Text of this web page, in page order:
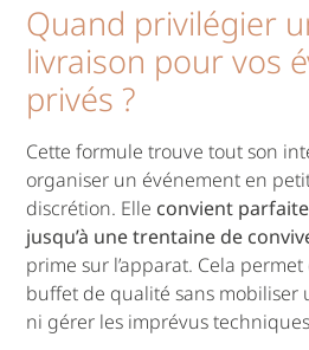
Quand privilégier
livraison pour vos
privés ?
Cette formule trouve tout son
organiser un événement en
discrétion. Elle convient
jusqu’à une trentaine de
prime sur l’apparat. Cela
buffet de qualité sans mobiliser
ni gérer les imprévus